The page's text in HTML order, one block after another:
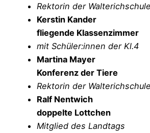
Rektorin der Walterichschule
Kerstin Kander
fliegende Klassenzimmer
mit Schüler:innen der Kl.4
Martina Mayer
Konferenz der Tiere
Rektorin der Walterichschule
Ralf Nentwich
doppelte Lottchen
Mitglied des Landtags